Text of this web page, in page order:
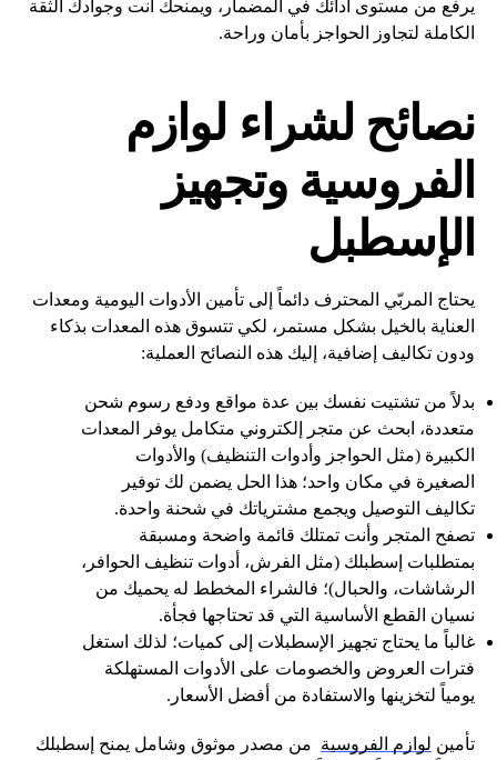
يرفع من مستوى أدائك في المضمار، ويمنحك أنت وجوادك الثقة
الكاملة لتجاوز الحواجز بأمان وراحة.
نصائح لشراء لوازم
الفروسية وتجهيز
الإسطبل
يحتاج المربّي المحترف دائماً إلى تأمين الأدوات اليومية ومعدات
العناية بالخيل بشكل مستمر، لكي تتسوق هذه المعدات بذكاء
ودون تكاليف إضافية، إليك هذه النصائح العملية:
بدلاً من تشتيت نفسك بين عدة مواقع ودفع رسوم شحن
متعددة، ابحث عن متجر إلكتروني متكامل يوفر المعدات
الكبيرة (مثل الحواجز وأدوات التنظيف) والأدوات
الصغيرة في مكان واحد؛ هذا الحل يضمن لك توفير
تكاليف التوصيل ويجمع مشترياتك في شحنة واحدة.
تصفح المتجر وأنت تمتلك قائمة واضحة ومسبقة
بمتطلبات إسطبلك (مثل الفرش، أدوات تنظيف الحوافر،
الرشاشات، والحبال)؛ فالشراء المخطط له يحميك من
نسيان القطع الأساسية التي قد تحتاجها فجأة.
غالباً ما يحتاج تجهيز الإسطبلات إلى كميات؛ لذلك استغل
فترات العروض والخصومات على الأدوات المستهلكة
يومياً لتخزينها والاستفادة من أفضل الأسعار.
تأمين لوازم الفروسية من مصدر موثوق وشامل يمنح إسطبلك